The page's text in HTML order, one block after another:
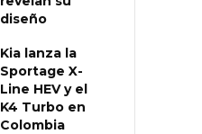
diseño
Kia lanza la
Sportage X-
Line HEV y el
K4 Turbo en
Colombia